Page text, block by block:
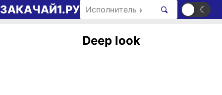
Перейти к содержимому
ЗАКАЧАЙ1.РУ Поиск рингтонов ☀ ☾
Deep look